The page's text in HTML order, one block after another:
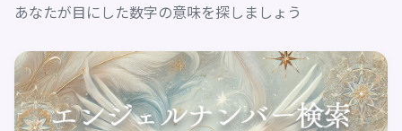
あなたが目にした数字の意味を探しましょう